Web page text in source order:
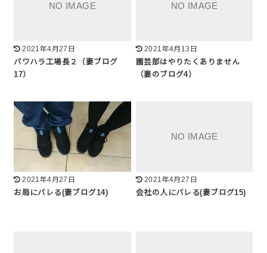
2021年4月27日
パワハラ工場長２（妻ブログ
17）
2021年4月13日
園芸部はやりたくありません
（妻のブログ4）
2021年4月27日
お局にバレる(妻ブログ14)
2021年4月27日
会社の人にバレる(妻ブログ15)